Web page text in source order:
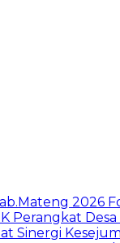
2026
Perangkat
Sinergi